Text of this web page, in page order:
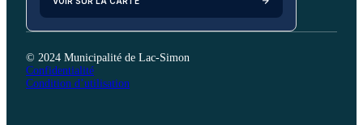
© 2024 Municipalité de Lac-Simon
Confidentialité
Condition d’utilisation